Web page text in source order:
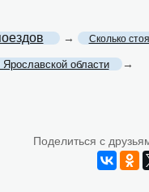
→ Сколько
Ярославской области →
Поделиться с